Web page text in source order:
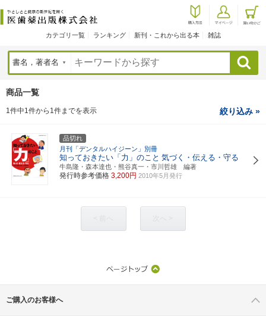
カテゴリ一覧 ランキング 新刊・これから出る本 雑誌
検索
商品一覧
1件中1件から1件までを表示 絞り込み »
品切れ
月刊「デンタルハイジーン」別冊
知っておきたい「力」のこと 気づく・伝える・守る
牛島隆・森本達也・熊谷真一・市川哲雄 編著
発行時参考価格 3,200円 2010年5月発行
ご購入のお客様へ